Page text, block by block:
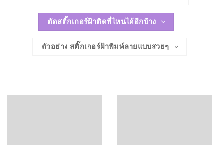
ตัดสติ๊กเกอร์ฝ้าติดที่ไหนได้อีกบ้าง
ตัวอย่าง สติ๊กเกอร์ฝ้าพิมพ์ลายแบบสวยๆ